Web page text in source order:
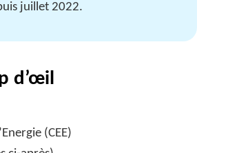
juillet 2022.
d’œil
(CEE)